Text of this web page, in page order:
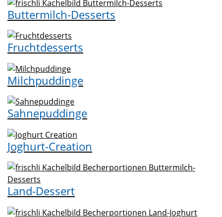
Buttermilch-Desserts
Fruchtdesserts
Milchpuddinge
Sahnepuddinge
Joghurt-Creation
Land-Dessert